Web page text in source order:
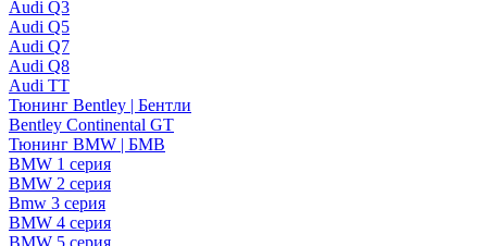
Audi Q3
Audi Q5
Audi Q7
Audi Q8
Audi TT
Тюнинг Bentley | Бентли
Bentley Continental GT
Тюнинг BMW | БМВ
BMW 1 серия
BMW 2 серия
Bmw 3 серия
BMW 4 серия
BMW 5 серия